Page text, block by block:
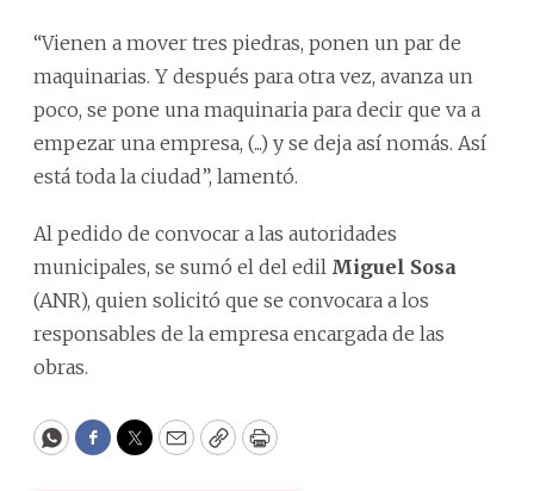
“Vienen a mover tres piedras, ponen un par de
maquinarias. Y después para otra vez, avanza un
poco, se pone una maquinaria para decir que va a
empezar una empresa, (...) y se deja así nomás. Así
está toda la ciudad”, lamentó.
Al pedido de convocar a las autoridades
municipales, se sumó el del edil Miguel Sosa
(ANR), quien solicitó que se convocara a los
responsables de la empresa encargada de las
obras.
WhatsApp
Facebook
Twitter
EmailCopyPrint